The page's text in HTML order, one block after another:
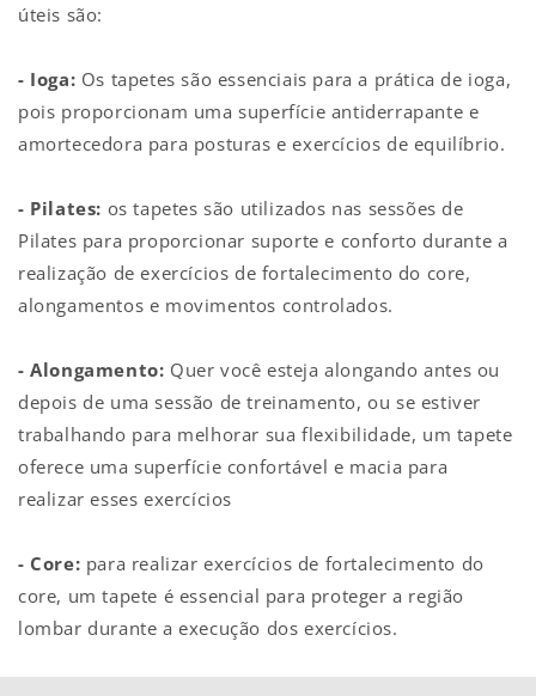
úteis são:
- Ioga: Os tapetes são essenciais para a prática de ioga,
pois proporcionam uma superfície antiderrapante e
amortecedora para posturas e exercícios de equilíbrio.
- Pilates: os tapetes são utilizados nas sessões de
Pilates para proporcionar suporte e conforto durante a
realização de exercícios de fortalecimento do core,
alongamentos e movimentos controlados.
- Alongamento: Quer você esteja alongando antes ou
depois de uma sessão de treinamento, ou se estiver
trabalhando para melhorar sua flexibilidade, um tapete
oferece uma superfície confortável e macia para
realizar esses exercícios
- Core: para realizar exercícios de fortalecimento do
core, um tapete é essencial para proteger a região
lombar durante a execução dos exercícios.